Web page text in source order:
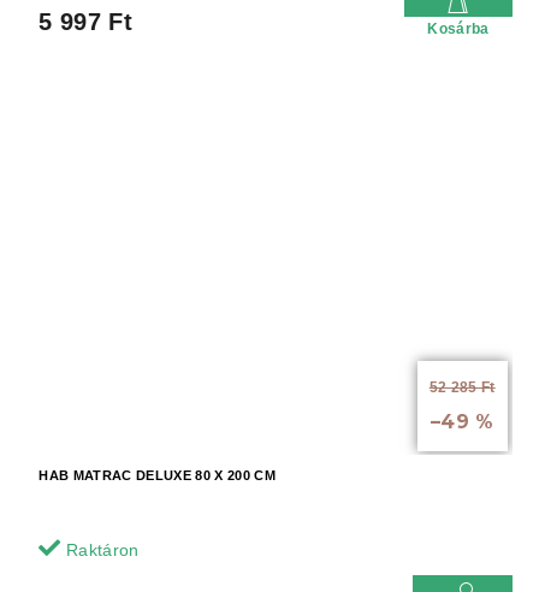
5 997 Ft Kosárba
52 285 Ft
–49 %
HAB MATRAC DELUXE 80 X 200 CM
Raktáron